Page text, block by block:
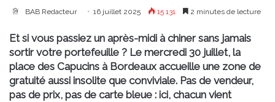
BAB Redacteur 16 juillet 2025 15 131 2 minutes de lecture
Et si vous passiez un après-midi à chiner sans jamais
sortir votre portefeuille ? Le mercredi 30 juillet, la
place des Capucins à Bordeaux accueille une zone de
gratuité aussi insolite que conviviale. Pas de vendeur,
pas de prix, pas de carte bleue : ici, chacun vient